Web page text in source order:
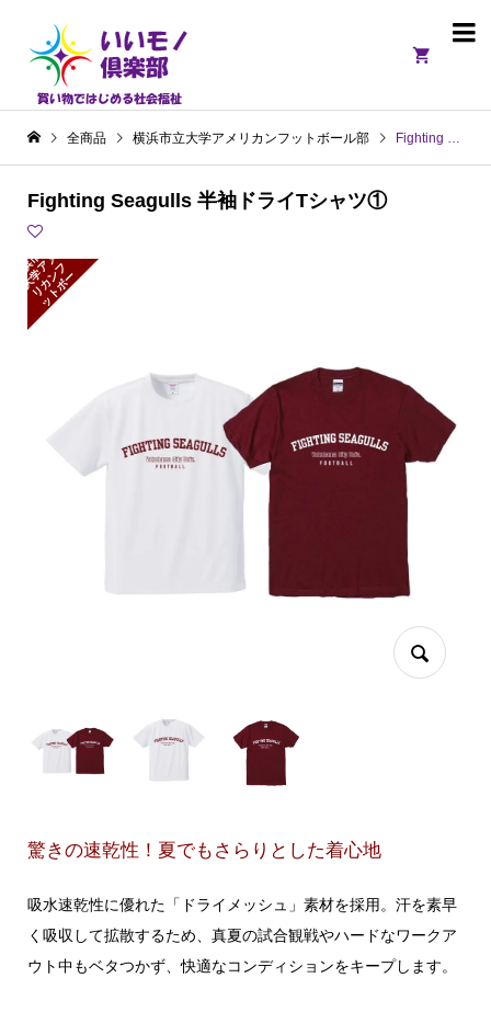

全商品 横浜市立大学アメリカンフットボール部 Fighting Seagulls 半袖ドライTシャツ①
Fighting Seagulls 半袖ドライTシャツ①
横
浜
市
立
大
学
ア
メ
リ
カ
ン
フ
ッ
ト
ボ
ー
ル
部
驚きの速乾性！夏でもさらりとした着心地
吸水速乾性に優れた「ドライメッシュ」素材を採用。汗を素早
く吸収して拡散するため、真夏の試合観戦やハードなワークア
ウト中もベタつかず、快適なコンディションをキープします。